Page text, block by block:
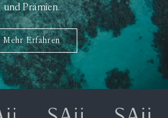
und Prämien.
Mehr Erfahren